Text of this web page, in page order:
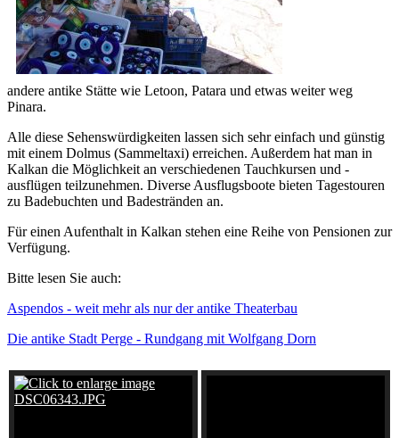
andere antike Stätte wie Letoon, Patara und etwas weiter weg
Pinara.
Alle diese Sehenswürdigkeiten lassen sich sehr einfach und günstig
mit einem Dolmus (Sammeltaxi) erreichen. Außerdem hat man in
Kalkan die Möglichkeit an verschiedenen Tauchkursen und -
ausflügen teilzunehmen. Diverse Ausflugsboote bieten Tagestouren
zu Badebuchten und Badestränden an.
Für einen Aufenthalt in Kalkan stehen eine Reihe von Pensionen zur
Verfügung.
Bitte lesen Sie auch:
Aspendos - weit mehr als nur der antike Theaterbau
Die antike Stadt Perge - Rundgang mit Wolfgang Dorn